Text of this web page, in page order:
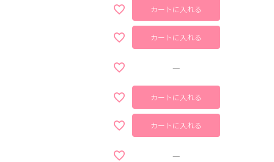
カートに入れる
カートに入れる
—
カートに入れる
カートに入れる
—